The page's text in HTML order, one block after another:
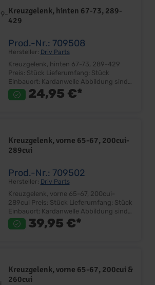
Kreuzgelenk, hinten 67-73, 289-
429
Prod.-Nr.: 709508
Hersteller: Driv Parts
Kreuzgelenk, hinten 67-73, 289-429
Preis: Stück Lieferumfang: Stück
Einbauort: Kardanwelle Abbildung sind
beispielhaft! Achtung! Bitte messen Sie
Ihre Kreuzgelenke VOR der Bestellung
24,95 €*
Kreuzgelenk, vorne 65-67, 200cui-
289cui
Prod.-Nr.: 709502
Hersteller: Driv Parts
Kreuzgelenk, vorne 65-67, 200cui-
289cui Preis: Stück Lieferumfang: Stück
Einbauort: Kardanwelle Abbildung sind
beispielhaft! Achtung! Bitte messen Sie
Ihre Kreuzgelenke VOR der Bestellung
39,95 €*
Kreuzgelenk, vorne 65-67, 200cui &
260cui